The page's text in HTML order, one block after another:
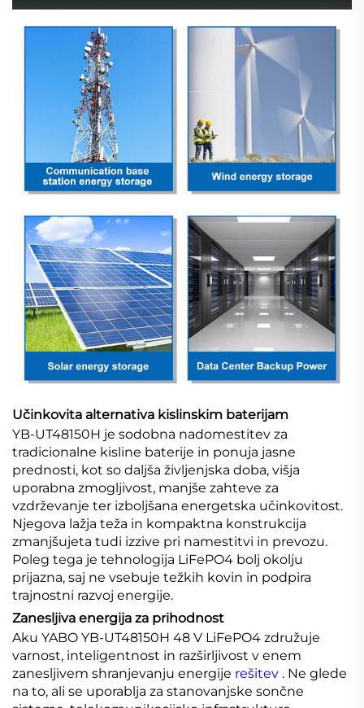
Učinkovita alternativa kislinskim baterijam
YB-UT48150H je sodobna nadomestitev za
tradicionalne kisline baterije in ponuja jasne
prednosti, kot so daljša življenjska doba, višja
uporabna zmogljivost, manjše zahteve za
vzdrževanje ter izboljšana energetska učinkovitost.
Njegova lažja teža in kompaktna konstrukcija
zmanjšujeta tudi izzive pri namestitvi in prevozu.
Poleg tega je tehnologija LiFePO4 bolj okolju
prijazna, saj ne vsebuje težkih kovin in podpira
trajnostni razvoj energije.
Zanesljiva energija za prihodnost
Aku YABO YB-UT48150H 48 V LiFePO4 združuje
varnost, inteligentnost in razširljivost v enem
zanesljivem shranjevanju energije rešitev . Ne glede
na to, ali se uporablja za stanovanjske sončne